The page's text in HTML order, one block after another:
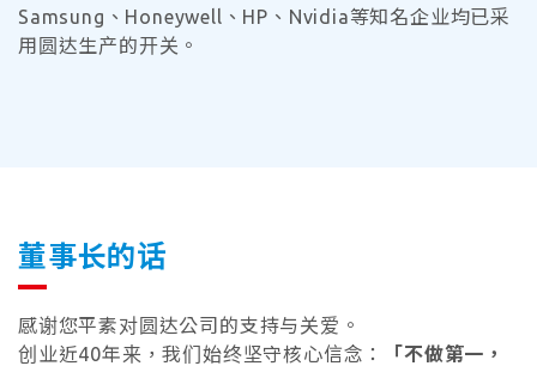
Samsung、Honeywell、HP、Nvidia等知名企业均已采
用圆达生产的开关。
董事长的话
感谢您平素对圆达公司的支持与关爱。
创业近40年来，我们始终坚守核心信念：
「不做第一，